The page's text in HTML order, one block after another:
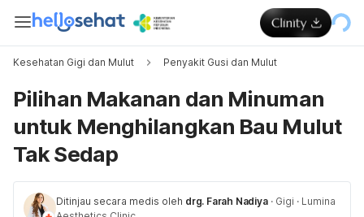
Kesehatan Gigi dan Mulut Penyakit Gusi dan Mulut
Pilihan Makanan dan Minuman
untuk Menghilangkan Bau Mulut
Tak Sedap
Ditinjau secara medis oleh drg. Farah Nadiya · Gigi · Lumina